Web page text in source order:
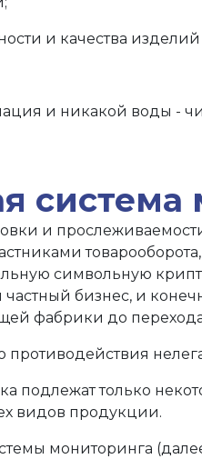
и качества
и никакой воды -
система
и
символьную
частный бизнес, и
фабрики до перехода
подлежат только
видов продукции.
мониторинга